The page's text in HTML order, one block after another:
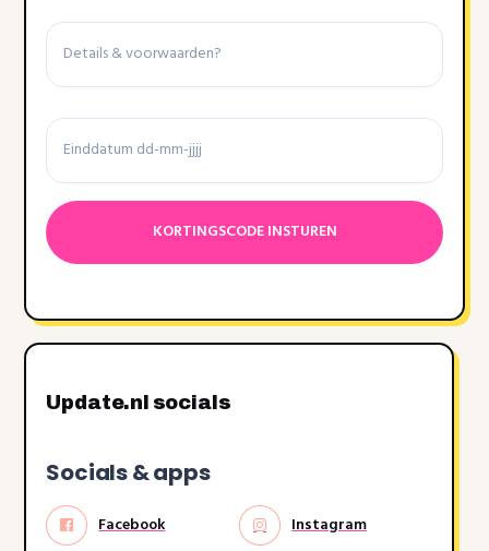
Details
voorwaarden
Einddatum
Datumnotatie:DD
dash
MM
dash
Update.nl socials
Socials & apps
Facebook Instagram